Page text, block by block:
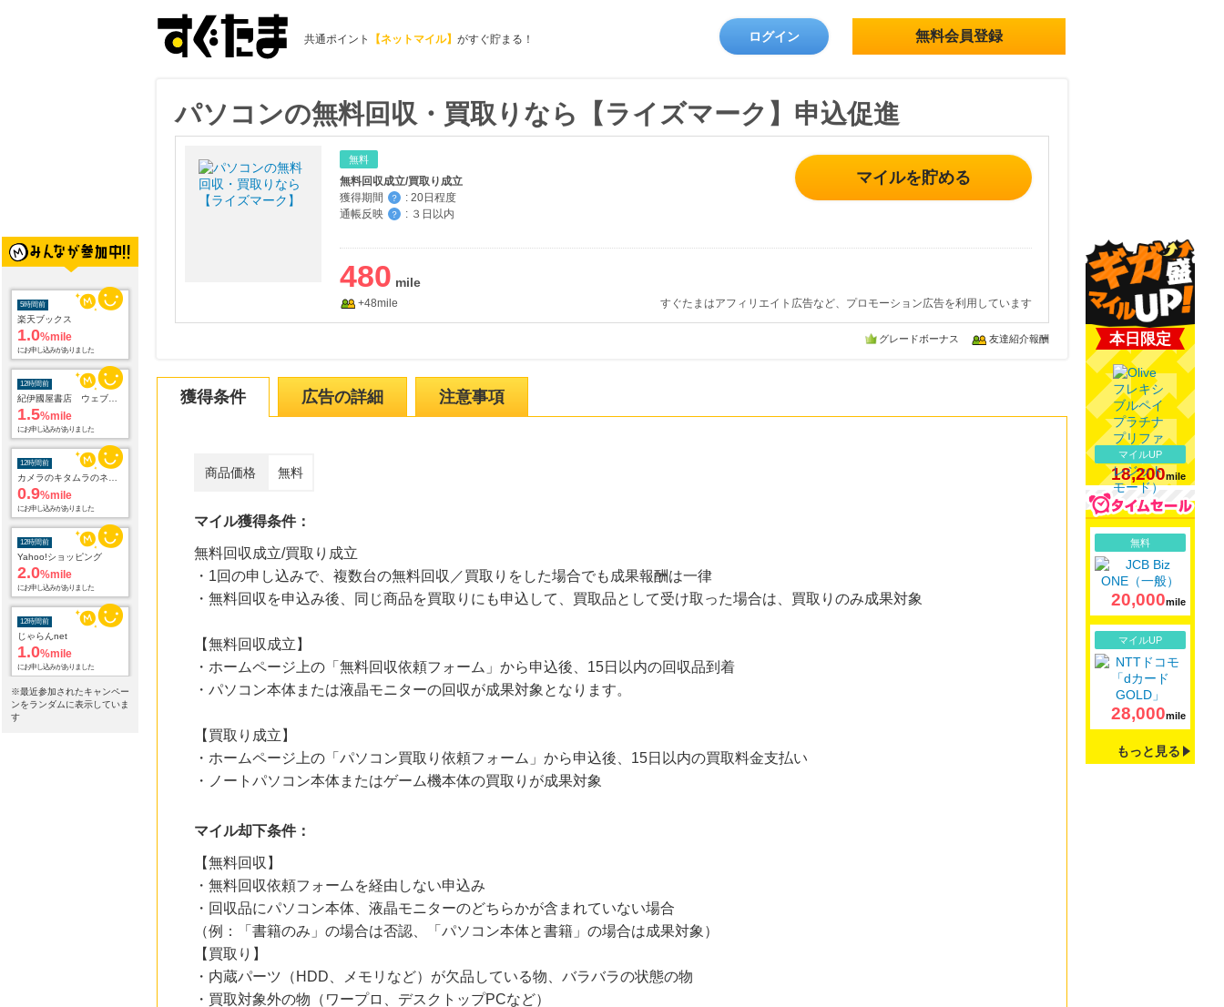
共通ポイント 【ネットマイル】 がすぐ貯まる！ ログイン 無料会員登録
5時間前
楽天ブックス
1.0%mile
にお申し込みがありました
12時間前
1.5%mile
にお申し込みがありました
12時間前
0.9%mile
にお申し込みがありました
12時間前
Yahoo!ショッピング
2.0%mile
にお申し込みがありました
12時間前
じゃらんnet
1.0%mile
にお申し込みがありました
12時間前
※最近参加されたキャンペー
ンをランダムに表示していま
す
パソコンの無料回収・買取りなら【ライズマーク】申込促進
無料
無料回収成立/買取り成立
獲得期間
？ : 20日程度
通帳反映
？ : ３日以内
マイルを貯める
480
+48mile すぐたまはアフィリエイト広告など、プロモーション広告を利用しています
グレードボーナス 友達紹介報酬
獲得条件 広告の詳細 注意事項
商品価格 無料
マイル獲得条件：
無料回収成立/買取り成立
・1回の申し込みで、複数台の無料回収／買取りをした場合でも成果報酬は一律
・無料回収を申込み後、同じ商品を買取りにも申込して、買取品として受け取った場合は、買取りのみ成果対象
【無料回収成立】
・ホームページ上の「無料回収依頼フォーム」から申込後、15日以内の回収品到着
・パソコン本体または液晶モニターの回収が成果対象となります。
【買取り成立】
・ホームページ上の「パソコン買取り依頼フォーム」から申込後、15日以内の買取料金支払い
・ノートパソコン本体またはゲーム機本体の買取りが成果対象
マイル却下条件：
【無料回収】
・無料回収依頼フォームを経由しない申込み
・回収品にパソコン本体、液晶モニターのどちらかが含まれていない場合
（例：「書籍のみ」の場合は否認、「パソコン本体と書籍」の場合は成果対象）
【買取り】
・内蔵パーツ（HDD、メモリなど）が欠品している物、バラバラの状態の物
・買取対象外の物（ワープロ、デスクトップPCなど）
本日限定
マイルUP
18,200mile
無料
20,000mile
マイルUP
28,000mile
もっと見る